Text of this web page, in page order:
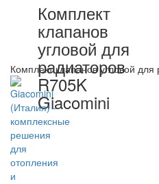
Комплект
клапанов
угловой для
радиаторов
R705K
Giacomini
Комплект клапанов угловой